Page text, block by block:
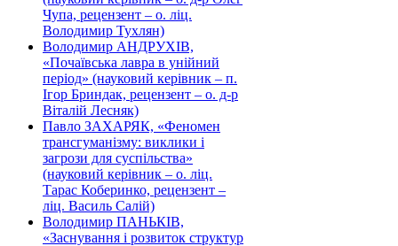
Чупа, рецензент – о. ліц.
Володимир Тухлян)
Володимир АНДРУХІВ,
«Почаївська лавра в унійний
період» (науковий керівник – п.
Ігор Бриндак, рецензент – о. д-р
Віталій Лесняк)
Павло ЗАХАРЯК, «Феномен
трансгуманізму: виклики і
загрози для суспільства»
(науковий керівник – о. ліц.
Тарас Коберинко, рецензент –
ліц. Василь Салій)
Володимир ПАНЬКІВ,
«Заснування і розвиток структур